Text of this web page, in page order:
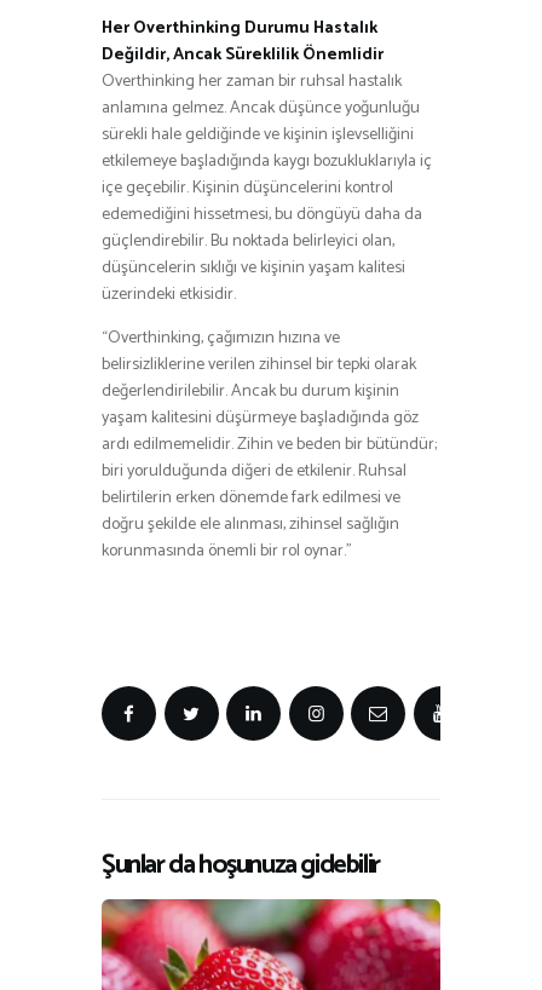
Her Overthinking Durumu Hastalık
Değildir, Ancak Süreklilik Önemlidir
Overthinking her zaman bir ruhsal hastalık
anlamına gelmez. Ancak düşünce yoğunluğu
sürekli hale geldiğinde ve kişinin işlevselliğini
etkilemeye başladığında kaygı bozukluklarıyla iç
içe geçebilir. Kişinin düşüncelerini kontrol
edemediğini hissetmesi, bu döngüyü daha da
güçlendirebilir. Bu noktada belirleyici olan,
düşüncelerin sıklığı ve kişinin yaşam kalitesi
üzerindeki etkisidir.
“Overthinking, çağımızın hızına ve
belirsizliklerine verilen zihinsel bir tepki olarak
değerlendirilebilir. Ancak bu durum kişinin
yaşam kalitesini düşürmeye başladığında göz
ardı edilmemelidir. Zihin ve beden bir bütündür;
biri yorulduğunda diğeri de etkilenir. Ruhsal
belirtilerin erken dönemde fark edilmesi ve
doğru şekilde ele alınması, zihinsel sağlığın
korunmasında önemli bir rol oynar.”
Şunlar da hoşunuza gidebilir